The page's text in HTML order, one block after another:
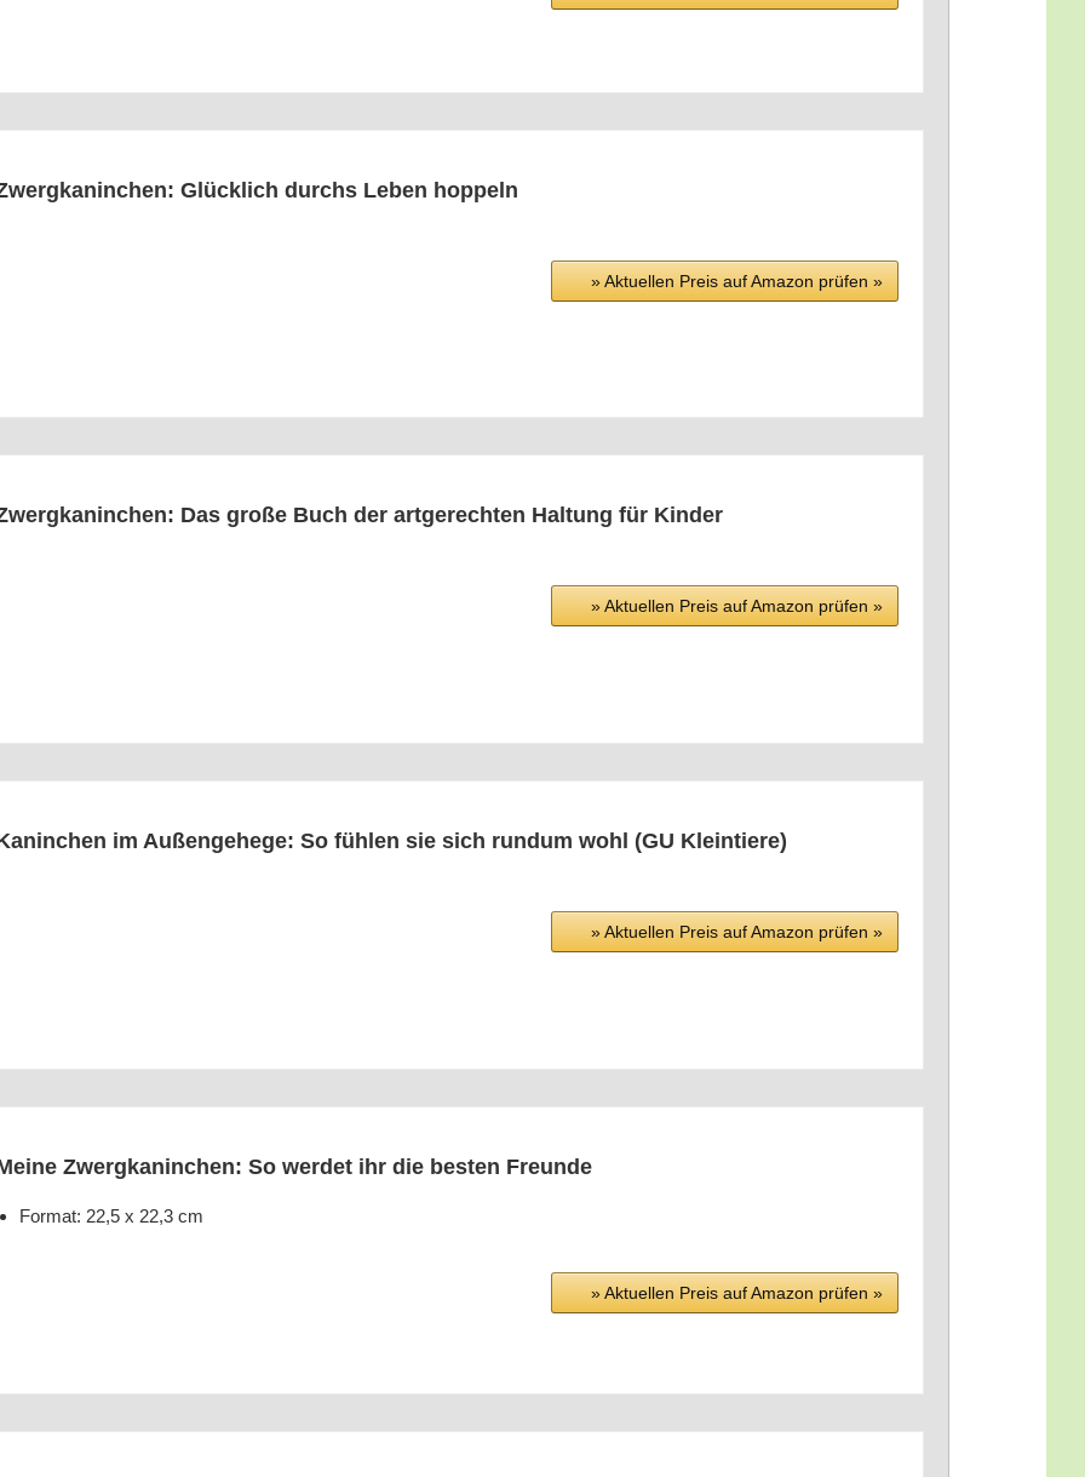
Glück­lich durchs Leben hoppeln
» Aktu­el­len Preis auf Ama­zon prü­fen »
Das gro­ße Buch der art­ge­rech­ten Hal­tung für Kinder
» Aktu­el­len Preis auf Ama­zon prü­fen »
im Außen­ge­he­ge: So füh­len sie sich rund­um wohl (GU Kleintiere)
» Aktu­el­len Preis auf Ama­zon prü­fen »
Zwerg­ka­nin­chen: So wer­det ihr die bes­ten Freunde
For­mat: 22,5 x 22,3 cm
» Aktu­el­len Preis auf Ama­zon prü­fen »